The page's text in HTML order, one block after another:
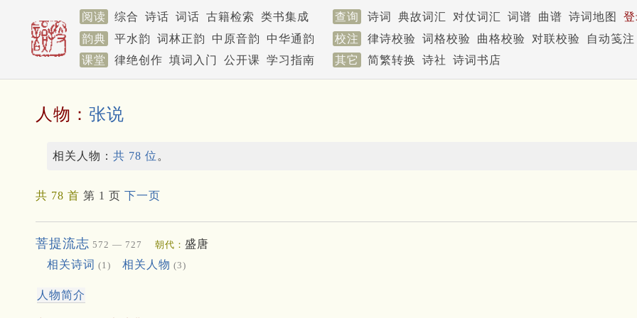
阅读 综合 诗话 词话 古籍检索 类书集成 查询 诗词 典故词汇 对仗词汇 词谱 曲谱 诗词地图
韵典
平水韵 词林正韵 中原音韵 中华通韵 校注 律诗校验 词格校验 曲格校验 对联校验
自动笺注
课堂
律绝创作 填词入门 公开课 学习指南 其它 简繁转换 诗社 诗词书店
人物： 张说
相关人物： 共 78 位 。
共 78 首 第 1 页 下一页
菩提流志 572 — 727 朝代： 盛唐
相关诗词 (1) 相关人物 (3)
人物简介